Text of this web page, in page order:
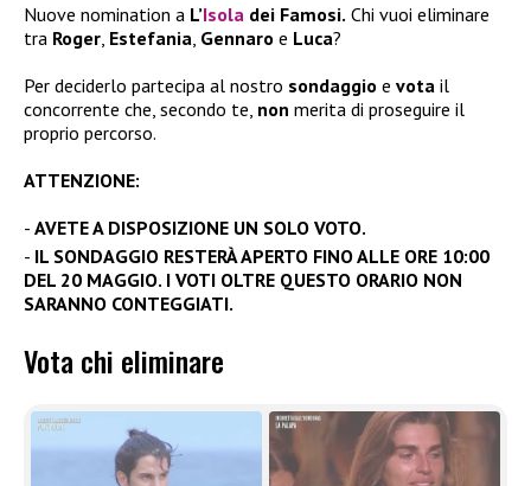
Nuove nomination a L’Isola dei Famosi. Chi vuoi eliminare
tra Roger Estefania Gennaro e Luca?
Per deciderlo partecipa al nostro sondaggio e vota il
concorrente che, secondo te, non merita di proseguire il
proprio percorso.
ATTENZIONE:
AVETE A DISPOSIZIONE UN SOLO VOTO.
IL SONDAGGIO RESTERÀ APERTO FINO ALLE ORE 10:00
DEL 20 MAGGIO. I VOTI OLTRE QUESTO ORARIO NON
SARANNO CONTEGGIATI.
Vota chi eliminare